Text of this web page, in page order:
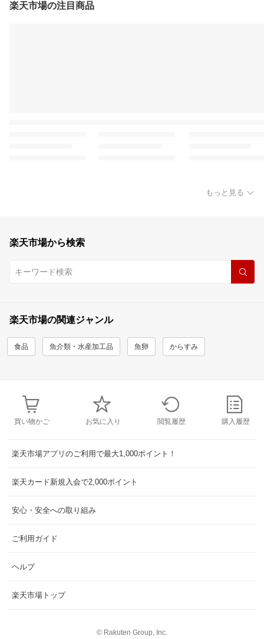
楽天市場の注目商品
もっと見る
楽天市場から検索
楽天市場の関連ジャンル
食品 魚介類・水産加工品 魚卵 からすみ
買い物かご お気に入り 閲覧履歴 購入履歴
楽天市場アプリのご利用で最大1,000ポイント！
楽天カード新規入会で2,000ポイント
安心・安全への取り組み
ご利用ガイド
ヘルプ
楽天市場トップ
© Rakuten Group, Inc.